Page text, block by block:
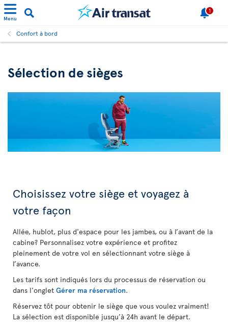
Menu
1
Confort à bord
Sélection de sièges
Choisissez votre siège et voyagez à
votre façon
Allée, hublot, plus d'espace pour les jambes, ou à l’avant de la
cabine? Personnalisez votre expérience et profitez
pleinement de votre vol en sélectionnant votre siège à
l’avance.
Les tarifs sont indiqués lors du processus de réservation ou
dans l'onglet Gérer ma réservation.
Réservez tôt pour obtenir le siège que vous voulez vraiment!
La sélection est disponible jusqu’à 24h avant le départ.